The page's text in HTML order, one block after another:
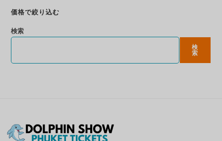
価格で絞り込む
検索
検
索